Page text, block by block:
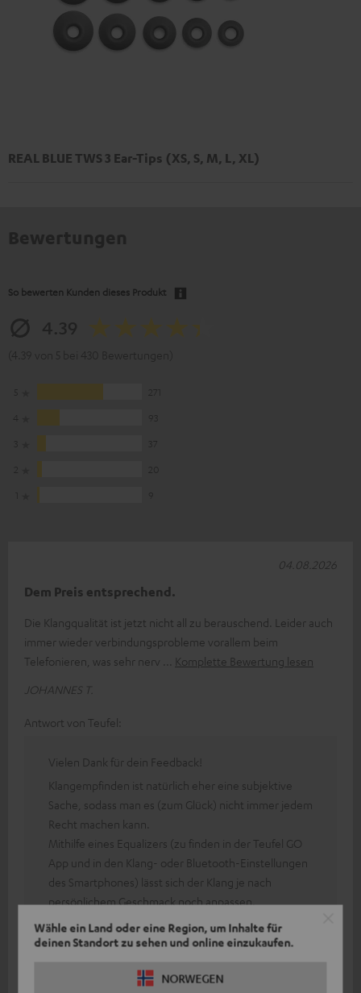
Wähle ein Land oder eine Region, um Inhalte für
deinen Standort zu sehen und online einzukaufen.
NORWEGEN
REAL BLUE TWS 3 Ear-Tips (XS, S, M, L, XL)
So bewerten Kunden dieses Produkt
Dem Preis entsprechend.
Die Klangqualität ist jetzt nicht all zu berauschend. Leider auch
immer wieder verbindungsprobleme vorallem beim
Telefonieren, was sehr nerv
Komplette Bewertung lesen
JOHANNES T.
04.08.2026
Antwort von Teufel:
Vielen Dank für dein Feedback!
Klangempfinden ist natürlich eher eine subjektive
Sache, sodass man es (zum Glück) nicht immer jedem
Recht machen kann.
Mithilfe eines Equalizers (zu finden in der Teufel GO
App und in den Klang- oder Bluetooth-Einstellungen
des Smartphones) lässt sich der Klang je nach
persönlichem Geschmack noch anpassen.
Bei technischen Schwierigkeiten stehen dir auch
gerne unsere netten Kollegen des technischen